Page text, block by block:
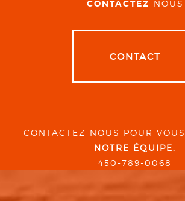
CONTACTEZ-NOUS
CONTACT
CONTACTEZ-NOUS POUR VOUS
NOTRE ÉQUIPE.
450-789-0068